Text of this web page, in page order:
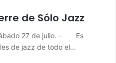
de Sólo Jazz
27 de julio. – Es
de jazz de todo el…